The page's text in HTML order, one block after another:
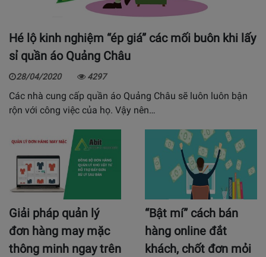
Hé lộ kinh nghiệm “ép giá” các mối buôn khi lấy
sỉ quần áo Quảng Châu
28/04/2020 4297
Các nhà cung cấp quần áo Quảng Châu sẽ luôn luôn bận
rộn với công việc của họ. Vậy nên…
Giải pháp quản lý
đơn hàng may mặc
thông minh ngay trên
“Bật mí” cách bán
hàng online đắt
khách, chốt đơn mỏi